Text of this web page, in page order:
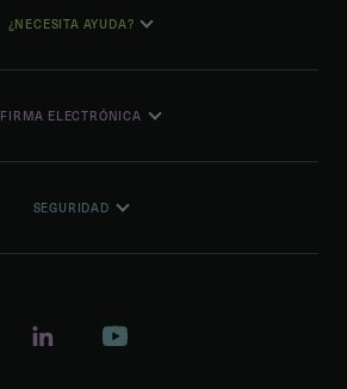
¿NECESITA AYUDA?
FIRMA ELECTRÓNICA
SEGURIDAD